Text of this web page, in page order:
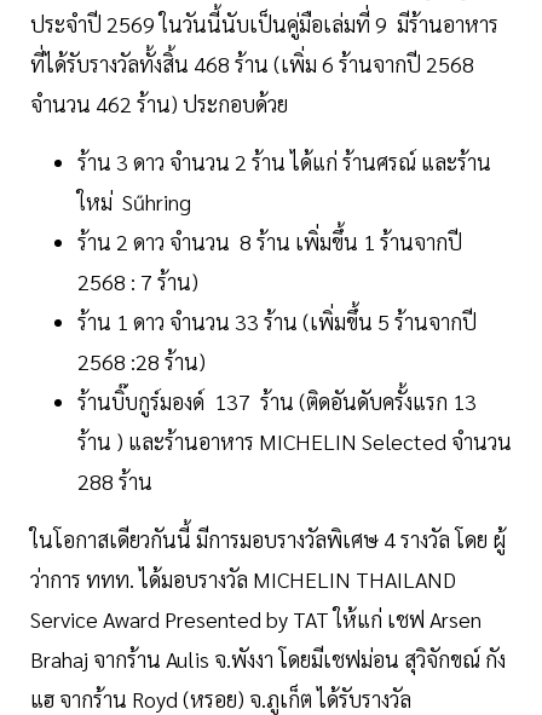
ประจำปี 2569 ในวันนี้นับเป็นคู่มือเล่มที่ 9 มีร้านอาหาร
ที่ได้รับรางวัลทั้งสิ้น 468 ร้าน (เพิ่ม 6 ร้านจากปี 2568
จำนวน 462 ร้าน) ประกอบด้วย
ร้าน 3 ดาว จำนวน 2 ร้าน ได้แก่ ร้านศรณ์ และร้าน
ใหม่ Sűhring
ร้าน 2 ดาว จำนวน 8 ร้าน เพิ่มขึ้น 1 ร้านจากปี
2568 : 7 ร้าน)
ร้าน 1 ดาว จำนวน 33 ร้าน (เพิ่มขึ้น 5 ร้านจากปี
2568 :28 ร้าน)
ร้านบิ๊บกูร์มองด์ 137 ร้าน (ติดอันดับครั้งแรก 13
ร้าน ) และร้านอาหาร MICHELIN Selected จำนวน
288 ร้าน
ในโอกาสเดียวกันนี้ มีการมอบรางวัลพิเศษ 4 รางวัล โดย ผู้
ว่าการ ททท. ได้มอบรางวัล MICHELIN THAILAND
Service Award Presented by TAT ให้แก่ เชฟ Arsen
Brahaj จากร้าน Aulis จ.พังงา โดยมีเชฟม่อน สุวิจักขณ์ กัง
แฮ จากร้าน Royd (หรอย) จ.ภูเก็ต ได้รับรางวัล